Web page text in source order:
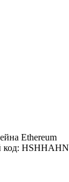
Ethereum
код: HSHHAHN